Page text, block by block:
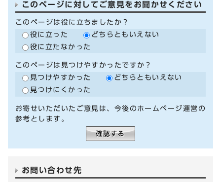
このページに対してご意見をお聞かせください
このページは役に立ちましたか？
役に立った
どちらともいえない
役に立たなかった
このページは見つけやすかったですか？
見つけやすかった
どちらともいえない
見つけにくかった
お寄せいただいたご意見は、今後のホームページ運営の
参考とします。
お問い合わせ先